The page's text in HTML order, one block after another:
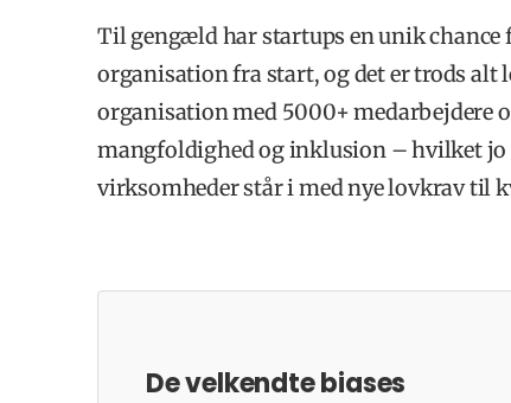
Til gengæld har startups en unik
organisation fra start, og det er trods alt
organisation med 5000+ medarbejdere
mangfoldighed og inklusion – hvilket jo
virksomheder står i med nye lovkrav til
De velkendte biases